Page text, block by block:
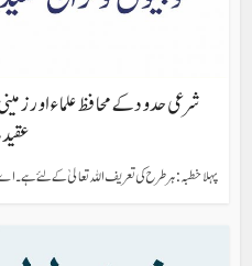
شرعی حدود کے محافظ علماء اور
پہلا خطبہ : ہر طرح کی تعریف اللہ تعالیٰ کے لئے ہے